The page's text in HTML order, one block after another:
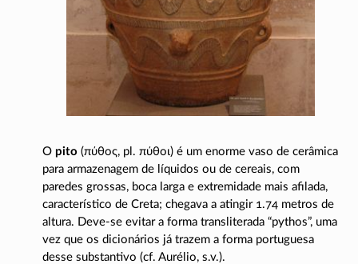
O pito (πύθος, pl. πύθοι) é um enorme vaso de cerâmica
para armazenagem de líquidos ou de cereais, com
paredes grossas, boca larga e extremidade mais afilada,
característico de Creta; chegava a atingir 1.74 metros de
altura. Deve-seevitar a forma transliterada “pythos”, uma
vez que os dicionários já trazem a forma portuguesa
desse substantivo (cf. Aurélio, s.v.).